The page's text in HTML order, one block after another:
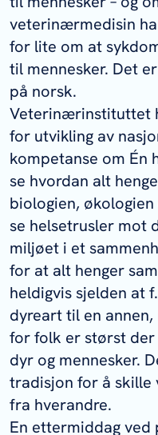
veterinærmedisin
for lite om at
til mennesker. Det
på norsk.
Veterinærinstituttet
for utvikling av
kompetanse om Én
se hvordan alt
biologien,
se helsetrusler mot
miljøet i et
for at alt henger
heldigvis sjelden at
dyreart til en annen,
for folk er størst
dyr og mennesker.
tradisjon for å skille
fra hverandre.
En ettermiddag ved